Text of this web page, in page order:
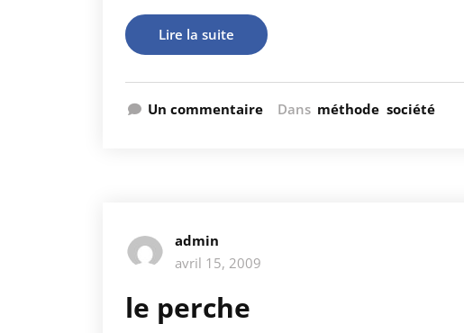
Lire la suite
Un commentaire Dans méthode société
admin
avril 15, 2009
le perche